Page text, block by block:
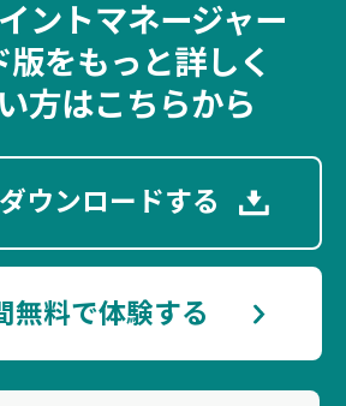
ントマネージャー
版をもっと詳しく
方はこちらから
ウンロードする
無料で体験する